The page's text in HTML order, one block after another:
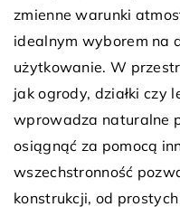
zmienne warunki
idealnym wyborem na
użytkowanie. W
jak ogrody, działki czy
wprowadza naturalne
osiągnąć za pomocą
wszechstronność
konstrukcji, od